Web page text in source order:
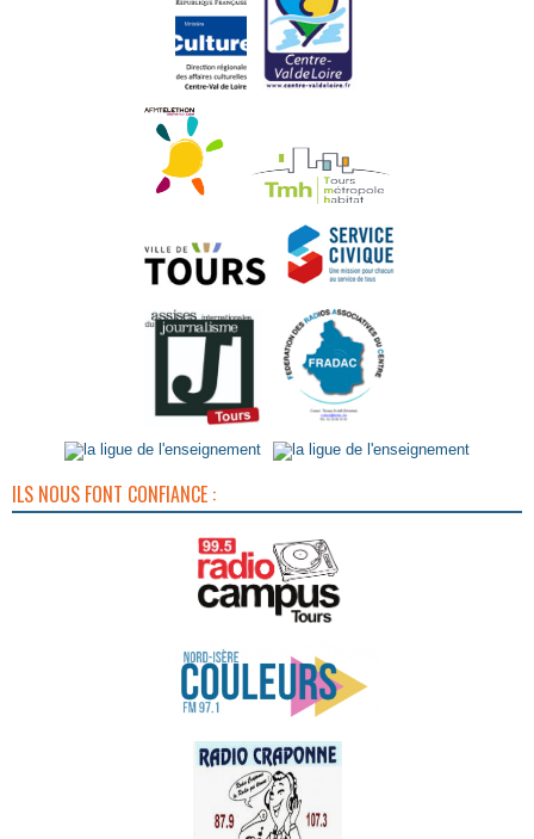
ILS NOUS FONT CONFIANCE :